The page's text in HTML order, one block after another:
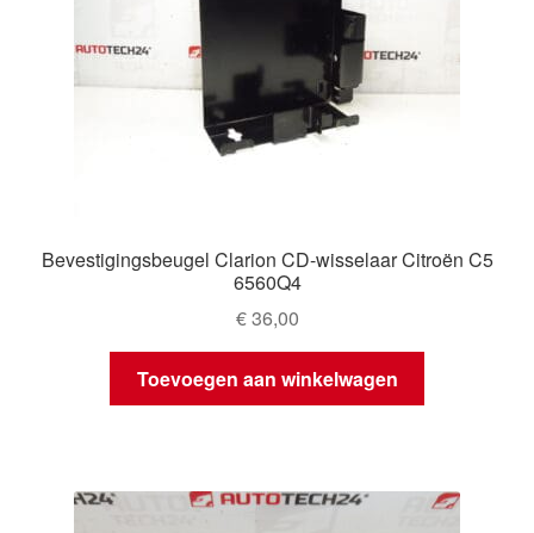
Bevestigingsbeugel Clarion CD-wisselaar Citroën C5
6560Q4
€36,00
Toevoegen aan winkelwagen